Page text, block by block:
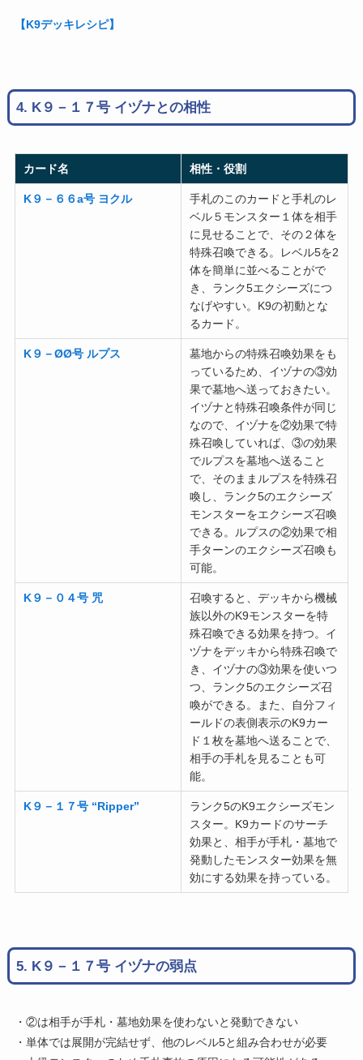
【K9デッキレシピ】
4. K９－１７号 イヅナとの相性
カード名 相性・役割
K９－６６a号 ヨクル
手札のこのカードと手札のレ
ベル５モンスター１体を相手
に見せることで、その２体を
特殊召喚できる。レベル5を2
体を簡単に並べることがで
き、ランク5エクシーズにつ
なげやすい。K9の初動とな
るカード。
K９－ØØ号 ルプス
墓地からの特殊召喚効果をも
っているため、イヅナの③効
果で墓地へ送っておきたい。
イヅナと特殊召喚条件が同じ
なので、イヅナを②効果で特
殊召喚していれば、③の効果
でルプスを墓地へ送ること
で、そのままルプスを特殊召
喚し、ランク5のエクシーズ
モンスターをエクシーズ召喚
できる。ルプスの②効果で相
手ターンのエクシーズ召喚も
可能。
K９－０４号 咒
召喚すると、デッキから機械
族以外のK9モンスターを特
殊召喚できる効果を持つ。イ
ヅナをデッキから特殊召喚で
き、イヅナの③効果を使いつ
つ、ランク5のエクシーズ召
喚ができる。また、自分フィ
ールドの表側表示のK9カー
ド１枚を墓地へ送ることで、
相手の手札を見ることも可
能。
K９－１７号 “Ripper”
ランク5のK9エクシーズモン
スター。K9カードのサーチ
効果と、相手が手札・墓地で
発動したモンスター効果を無
効にする効果を持っている。
5. K９－１７号 イヅナの弱点
・②は相手が手札・墓地効果を使わないと発動できない
・単体では展開が完結せず、他のレベル5と組み合わせが必要